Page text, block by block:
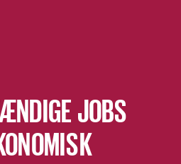
JOBS